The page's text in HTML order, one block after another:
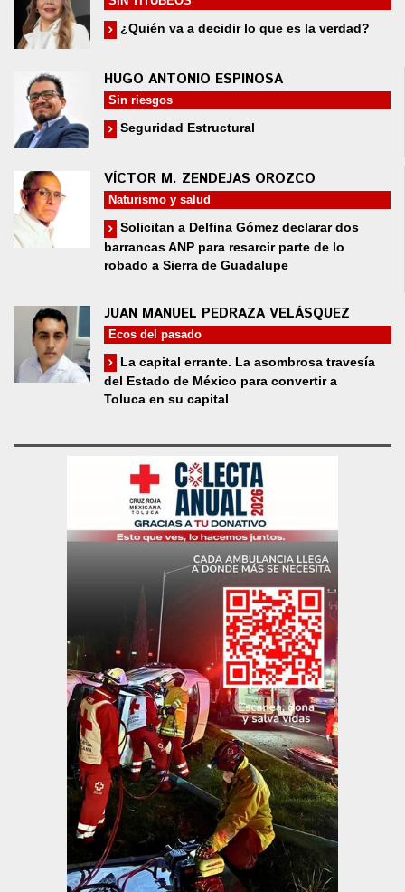
¿Quién va a decidir lo que es la verdad?
HUGO ANTONIO ESPINOSA
Sin riesgos
Seguridad Estructural
VÍCTOR M. ZENDEJAS OROZCO
Naturismo y salud
Solicitan a Delfina Gómez declarar dos
barrancas ANP para resarcir parte de lo
robado a Sierra de Guadalupe
JUAN MANUEL PEDRAZA VELÁSQUEZ
Ecos del pasado
La capital errante. La asombrosa travesía
del Estado de México para convertir a
Toluca en su capital